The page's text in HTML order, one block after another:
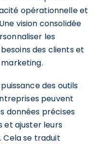
opérationnelle et
vision consolidée
les
des clients et
des outils
peuvent
données précises
et ajuster leurs
Cela se traduit